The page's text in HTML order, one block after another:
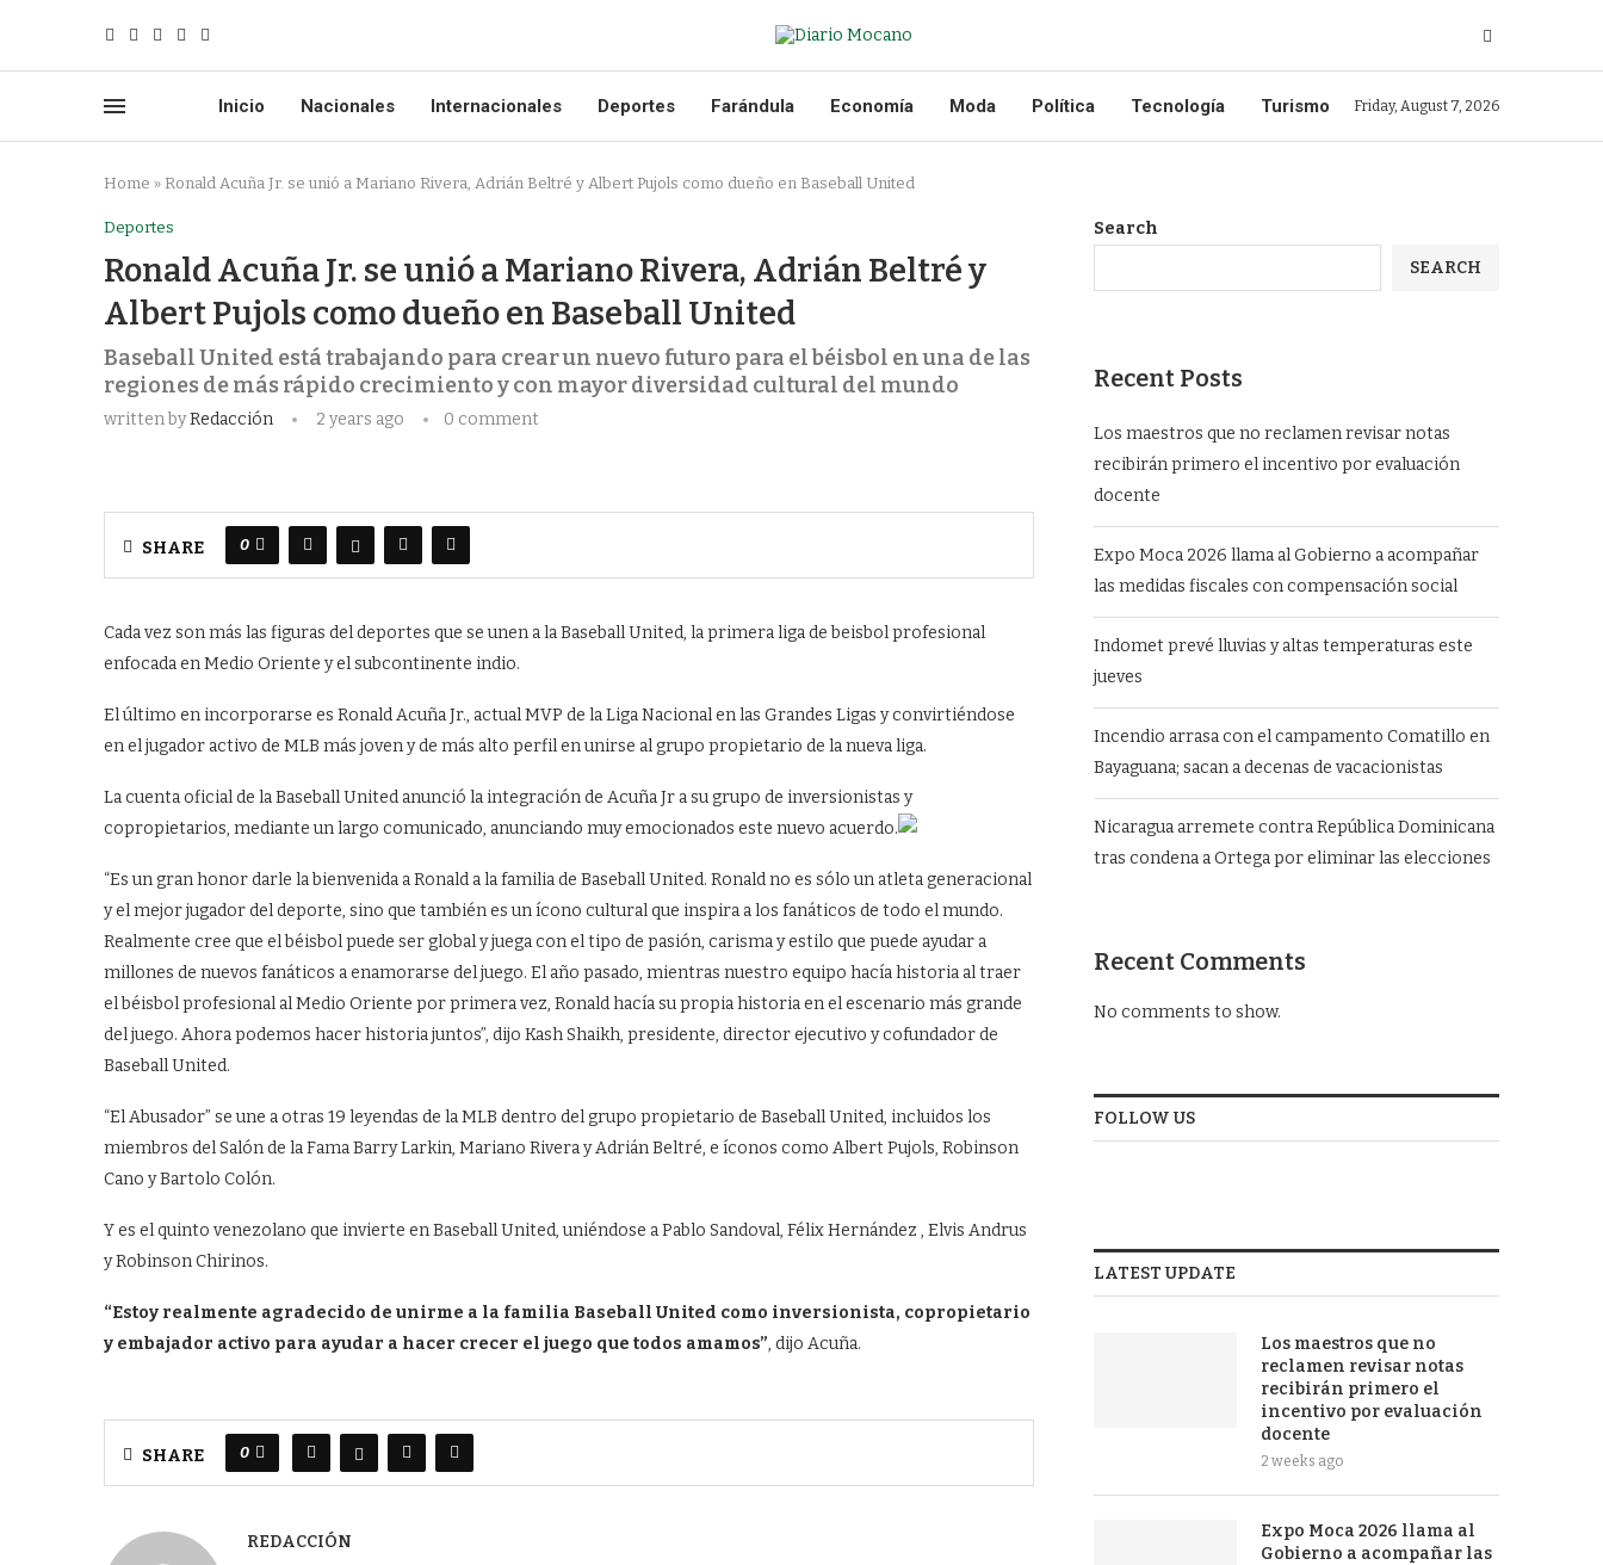
Inicio Nacionales Internacionales Deportes Farándula Economía Moda Política Tecnología Turismo Friday, August 7, 2026
Home » Ronald Acuña Jr. se unió a Mariano Rivera, Adrián Beltré y Albert Pujols como dueño en Baseball United
Deportes
Ronald Acuña Jr. se unió a Mariano Rivera, Adrián Beltré y
Albert Pujols como dueño en Baseball United
Baseball United está trabajando para crear un nuevo futuro para el béisbol en una de las
regiones de más rápido crecimiento y con mayor diversidad cultural del mundo
written byRedacción 2 years ago 0 comment
SHARE 0
Cada vez son más las figuras del deportes que se unen a la Baseball United, la primera liga de beisbol profesional
enfocada en Medio Oriente y el subcontinente indio.
El último en incorporarse es Ronald Acuña Jr., actual MVP de la Liga Nacional en las Grandes Ligas y convirtiéndose
en el jugador activo de MLB más joven y de más alto perfil en unirse al grupo propietario de la nueva liga.
La cuenta oficial de la Baseball United anunció la integración de Acuña Jr a su grupo de inversionistas y
copropietarios, mediante un largo comunicado, anunciando muy emocionados este nuevo acuerdo.
“Es un gran honor darle la bienvenida a Ronald a la familia de Baseball United. Ronald no es sólo un atleta generacional
y el mejor jugador del deporte, sino que también es un ícono cultural que inspira a los fanáticos de todo el mundo.
Realmente cree que el béisbol puede ser global y juega con el tipo de pasión, carisma y estilo que puede ayudar a
millones de nuevos fanáticos a enamorarse del juego. El año pasado, mientras nuestro equipo hacía historia al traer
el béisbol profesional al Medio Oriente por primera vez, Ronald hacía su propia historia en el escenario más grande
del juego. Ahora podemos hacer historia juntos”, dijo Kash Shaikh, presidente, director ejecutivo y cofundador de
Baseball United.
“El Abusador” se une a otras 19 leyendas de la MLB dentro del grupo propietario de Baseball United, incluidos los
miembros del Salón de la Fama Barry Larkin, Mariano Rivera y Adrián Beltré, e íconos como Albert Pujols, Robinson
Cano y Bartolo Colón.
Y es el quinto venezolano que invierte en Baseball United, uniéndose a Pablo Sandoval, Félix Hernández , Elvis Andrus
y Robinson Chirinos.
“Estoy realmente agradecido de unirme a la familia Baseball United como inversionista, copropietario
y embajador activo para ayudar a hacer crecer el juego que todos amamos”, dijo Acuña.
SHARE 0
REDACCIÓN
Search
SEARCH
Recent Posts
Los maestros que no reclamen revisar notas
recibirán primero el incentivo por evaluación
docente
Expo Moca 2026 llama al Gobierno a acompañar
las medidas fiscales con compensación social
Indomet prevé lluvias y altas temperaturas este
jueves
Incendio arrasa con el campamento Comatillo en
Bayaguana; sacan a decenas de vacacionistas
Nicaragua arremete contra República Dominicana
tras condena a Ortega por eliminar las elecciones
Recent Comments
No comments to show.
FOLLOW US
LATEST UPDATE
Los maestros que no
reclamen revisar notas
recibirán primero el
incentivo por evaluación
docente
2 weeks ago
Expo Moca 2026 llama al
Gobierno a acompañar las